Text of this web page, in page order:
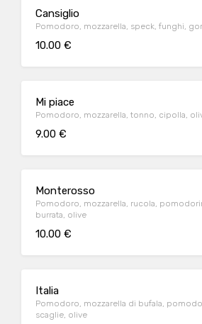
Cansiglio
Pomodoro, mozzarella, speck, funghi,
10.00 €
Mi piace
Pomodoro, mozzarella, tonno, cipolla,
9.00 €
Monterosso
Pomodoro, mozzarella, rucola,
burrata, olive
10.00 €
Italia
Pomodoro, mozzarella di bufala,
scaglie, olive